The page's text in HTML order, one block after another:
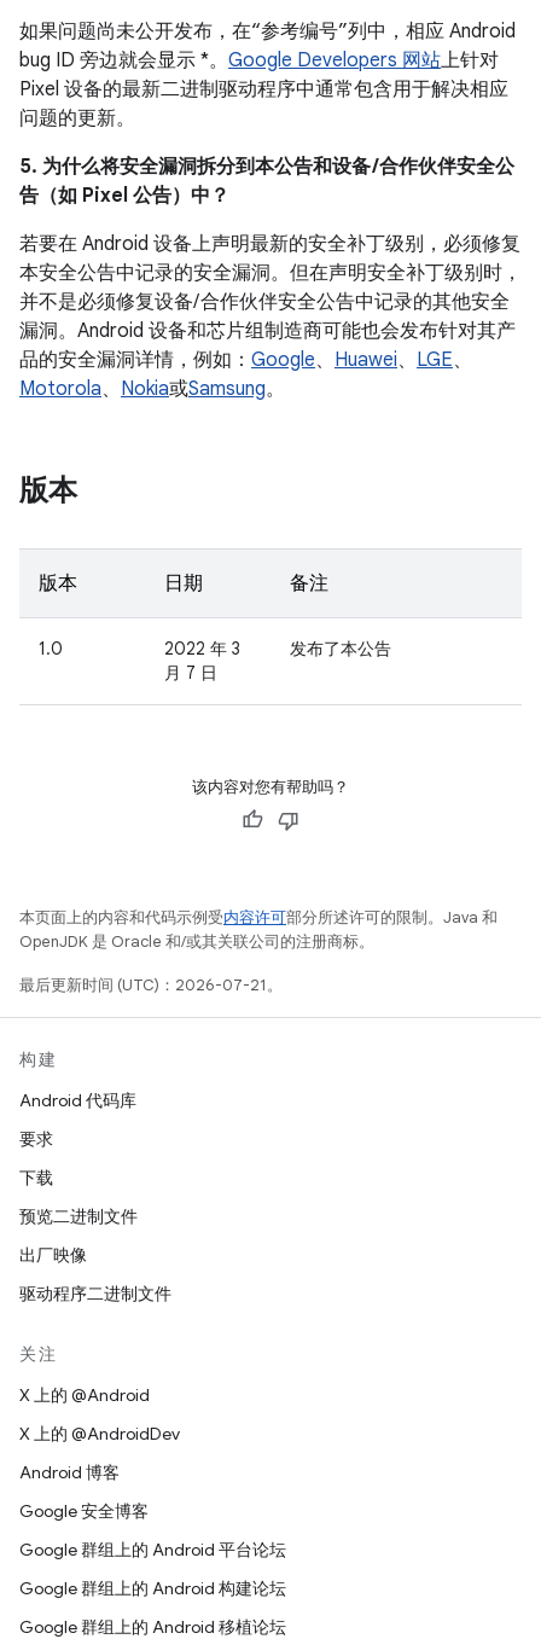
如果问题尚未公开发布，在“参考编号”列中，相应 Android
bug ID 旁边就会显示 *。 Google Developers 网站上针对
Pixel 设备的最新二进制驱动程序中通常包含用于解决相应
问题的更新。
5. 为什么将安全漏洞拆分到本公告和设备 /合作伙伴安全公
告（如 Pixel 公告）中？
若要在 Android 设备上声明最新的安全补丁级别，必须修复
本安全公告中记录的安全漏洞。但在声明安全补丁级别时，
并不是必须修复设备/ 合作伙伴安全公告中记录的其他安全
漏洞。Android 设备和芯片组制造商可能也会发布针对其产
品的安全漏洞详情，例如： Google、 Huawei、 LGE、
Motorola、 Nokia或Samsung。
版本
版本 日期 备注
1.0
2022 年 3
月 7 日
发布了本公告
该内容对您有帮助吗？
本页面上的内容和代码示例受内容许可部分所述许可的限制。Java 和
OpenJDK 是 Oracle 和/或其关联公司的注册商标。
最后更新时间 (UTC)：2026-07-21。
构建
Android 代码库
要求
下载
预览二进制文件
出厂映像
驱动程序二进制文件
关注
X 上的 @Android
X 上的 @AndroidDev
Android 博客
Google 安全博客
Google 群组上的 Android 平台论坛
Google 群组上的 Android 构建论坛
Google 群组上的 Android 移植论坛